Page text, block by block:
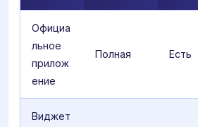
Официа
льное
прилож
ение
Полная Есть
Виджет